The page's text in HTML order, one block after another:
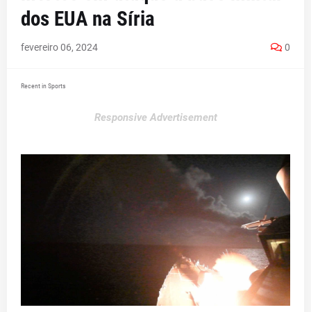
dos EUA na Síria
fevereiro 06, 2024 0
Recent in Sports
Responsive Advertisement